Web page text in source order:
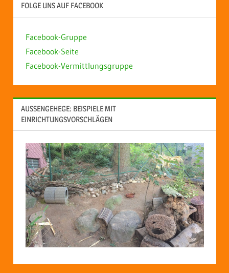
FOLGE UNS AUF FACEBOOK
Facebook-Gruppe
Facebook-Seite
Facebook-Vermittlungsgruppe
AUSSENGEHEGE: BEISPIELE MIT E
INRICHTUNGSVORSCHLÄGEN